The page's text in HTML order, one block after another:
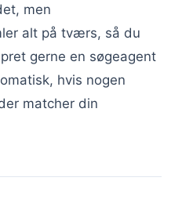
men
alt på tværs, så du
gerne en søgeagent
hvis nogen
matcher din